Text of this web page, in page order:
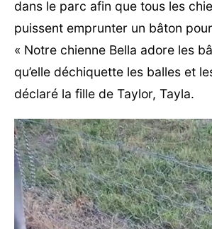
dans le parc afin que tous les
puissent emprunter un bâton pour
« Notre chienne Bella adore les
qu’elle déchiquette les balles et
déclaré la fille de Taylor, Tayla.